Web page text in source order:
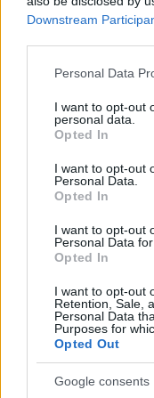
Downstream
Please note that this
not limited to your
grant or deny
use your data for
consent section.
Personal Data
I want to opt-out
personal data.
Opted In
I want to opt-out
Personal Data.
Opted In
I want to opt-out
Personal Data
Opted In
I want to opt-out
Retention, Sale,
Personal Data
Purposes for
Opted Out
Google consents
NERD NEWS
Malescomics 2026:
Vigezzo
Andrea Conforti · 5 Ago 2026